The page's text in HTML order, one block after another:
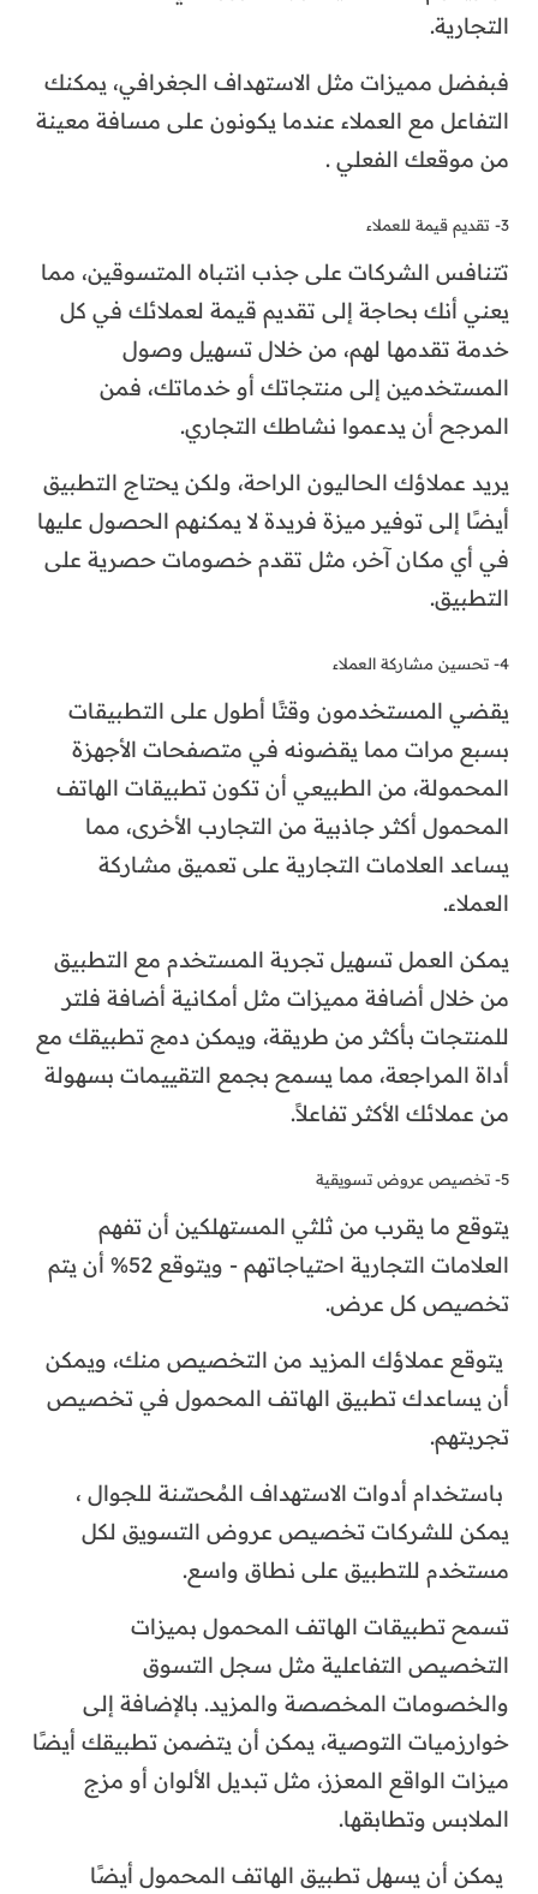
التجارية.
فبفضل مميزات مثل الاستهداف الجغرافي، يمكنك
التفاعل مع العملاء عندما يكونون على مسافة معينة
من موقعك الفعلي .
3- تقديم قيمة للعملاء
تتنافس الشركات على جذب انتباه المتسوقين، مما
يعني أنك بحاجة إلى تقديم قيمة لعملائك في كل
خدمة تقدمها لهم، من خلال تسهيل وصول
المستخدمين إلى منتجاتك أو خدماتك، فمن
المرجح أن يدعموا نشاطك التجاري.
يريد عملاؤك الحاليون الراحة، ولكن يحتاج التطبيق
أيضًا إلى توفير ميزة فريدة لا يمكنهم الحصول عليها
في أي مكان آخر، مثل تقدم خصومات حصرية على
التطبيق.
4- تحسين مشاركة العملاء
يقضي المستخدمون وقتًا أطول على التطبيقات
بسبع مرات مما يقضونه في متصفحات الأجهزة
المحمولة، من الطبيعي أن تكون تطبيقات الهاتف
المحمول أكثر جاذبية من التجارب الأخرى، مما
يساعد العلامات التجارية على تعميق مشاركة
العملاء.
يمكن العمل تسهيل تجربة المستخدم مع التطبيق
من خلال أضافة مميزات مثل أمكانية أضافة فلتر
للمنتجات بأكثر من طريقة، ويمكن دمج تطبيقك مع
أداة المراجعة، مما يسمح بجمع التقييمات بسهولة
من عملائك الأكثر تفاعلاً.
5- تخصيص عروض تسويقية
يتوقع ما يقرب من ثلثي المستهلكين أن تفهم
العلامات التجارية احتياجاتهم - ويتوقع 52% أن يتم
تخصيص كل عرض.
يتوقع عملاؤك المزيد من التخصيص منك، ويمكن
أن يساعدك تطبيق الهاتف المحمول في تخصيص
تجربتهم.
باستخدام أدوات الاستهداف المُحسّنة للجوال ،
يمكن للشركات تخصيص عروض التسويق لكل
مستخدم للتطبيق على نطاق واسع.
تسمح تطبيقات الهاتف المحمول بميزات
التخصيص التفاعلية مثل سجل التسوق
والخصومات المخصصة والمزيد. بالإضافة إلى
خوارزميات التوصية، يمكن أن يتضمن تطبيقك أيضًا
ميزات الواقع المعزز، مثل تبديل الألوان أو مزج
الملابس وتطابقها.
يمكن أن يسهل تطبيق الهاتف المحمول أيضًا